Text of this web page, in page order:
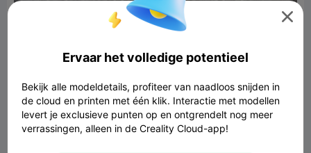

Ervaar het volledige potentieel
Bekijk alle modeldetails, profiteer van naadloos snijden in
de cloud en printen met één klik. Interactie met modellen
levert je exclusieve punten op en ontgrendelt nog meer
verrassingen, alleen in de Creality Cloud-app!